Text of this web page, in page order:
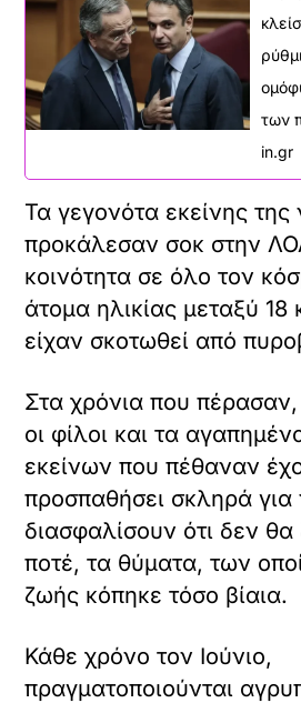
των
in.gr
Τα γεγονότα εκείνης της
προκάλεσαν σοκ στην
κοινότητα σε όλο τον
άτομα ηλικίας μεταξύ 18
είχαν σκοτωθεί από
Στα χρόνια που πέρασαν,
οι φίλοι και τα
εκείνων που πέθαναν
προσπαθήσει σκληρά για
διασφαλίσουν ότι δεν
ποτέ, τα θύματα, των
ζωής κόπηκε τόσο βίαια.
Κάθε χρόνο τον Ιούνιο,
πραγματοποιούνται